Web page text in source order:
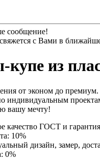
сообщение!
с Вами в
из
от эконом до премиум.
индивидуальным
вашу мечту!
качество ГОСТ и
10%
дизайн, замер,
0%